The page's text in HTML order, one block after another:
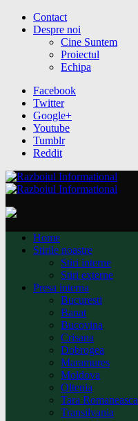
Contact
Despre noi
Cine Suntem
Proiectul
Echipa
Facebook
Twitter
Google+
Youtube
Tumblr
Reddit
Home
Stirile noastre
Stiri interne
Stiri externe
Presa interna
Bucuresti
Banat
Bucovina
Crisana
Dobrogea
Maramures
Moldova
Oltenia
Tara Romaneasca
Transilvania